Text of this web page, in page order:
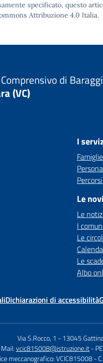
specificato, questo
Attribuzione 4.0 Italia.
di
(VC)
I
Le
Le
I
Le
Le
Albo
Dichiarazioni di accessibilità
Via S.Rocco, 1 -13045
vcic815008@istruzione.it-
meccanografico: VCIC815008 -